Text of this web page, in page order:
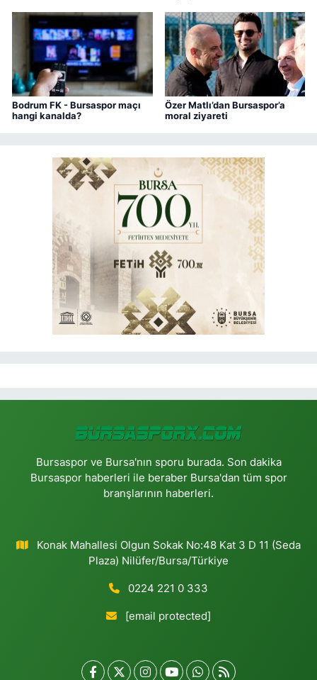
Bodrum FK - Bursaspor maçı
hangi kanalda?
Özer Matlı’dan Bursaspor’a
moral ziyareti
Bursaspor ve Bursa'nın sporu burada. Son dakika
Bursaspor haberleri ile beraber Bursa'dan tüm spor
branşlarının haberleri.
Konak Mahallesi Olgun Sokak No:48 Kat 3 D 11 (Seda
Plaza) Nilüfer/Bursa/Türkiye
0224 221 0 333
[email protected]